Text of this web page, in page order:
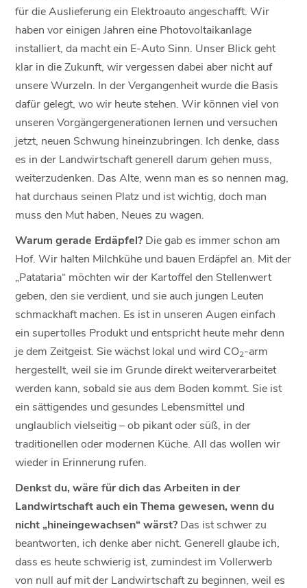
für die Auslieferung ein Elektroauto angeschafft. Wir
haben vor einigen Jahren eine Photovoltaikanlage
installiert, da macht ein E-Auto Sinn. Unser Blick geht
klar in die Zukunft, wir vergessen dabei aber nicht auf
unsere Wurzeln. In der Vergangenheit wurde die Basis
dafür gelegt, wo wir heute stehen. Wir können viel von
unseren Vorgängergenerationen lernen und versuchen
jetzt, neuen Schwung hineinzubringen. Ich denke, dass
es in der Landwirtschaft generell darum gehen muss,
weiterzudenken. Das Alte, wenn man es so nennen mag,
hat durchaus seinen Platz und ist wichtig, doch man
muss den Mut haben, Neues zu wagen.
Warum gerade Erdäpfel? Die gab es immer schon am
Hof. Wir halten Milchkühe und bauen Erdäpfel an. Mit der
„Patataria“ möchten wir der Kartoffel den Stellenwert
geben, den sie verdient, und sie auch jungen Leuten
schmackhaft machen. Es ist in unseren Augen einfach
ein supertolles Produkt und entspricht heute mehr denn
je dem Zeitgeist. Sie wächst lokal und wird CO2-arm
hergestellt, weil sie im Grunde direkt weiterverarbeitet
werden kann, sobald sie aus dem Boden kommt. Sie ist
ein sättigendes und gesundes Lebensmittel und
unglaublich vielseitig – ob pikant oder süß, in der
traditionellen oder modernen Küche. All das wollen wir
wieder in Erinnerung rufen.
Denkst du, wäre für dich das Arbeiten in der
Landwirtschaft auch ein Thema gewesen, wenn du
nicht „hineingewachsen“ wärst? Das ist schwer zu
beantworten, ich denke aber nicht. Generell glaube ich,
dass es heute schwierig ist, zumindest im Vollerwerb
von null auf mit der Landwirtschaft zu beginnen, weil es